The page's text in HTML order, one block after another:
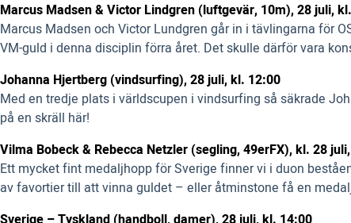
Marcus Madsen & Victor Lindgren (luftgevär, 10m), 28 juli,
Marcus Madsen och Victor Lundgren går in i tävlingarna för
VM-guld i denna disciplin förra året. Det skulle därför vara
Johanna Hjertberg (vindsurfing), 28 juli, kl. 12:00
Med en tredje plats i världscupen i vindsurfing så säkrade
på en skräll här!
Vilma Bobeck & Rebecca Netzler (segling, 49erFX), kl. 28
Ett mycket fint medaljhopp för Sverige finner vi i duon
av favortier till att vinna guldet – eller åtminstone få en